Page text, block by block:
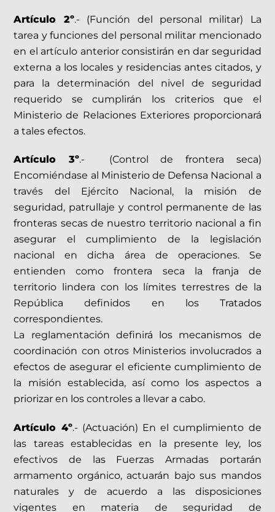
Artículo 2º.- (Función del personal militar) La
tarea y funciones del personal militar mencionado
en el artículo anterior consistirán en dar seguridad
externa a los locales y residencias antes citados, y
para la determinación del nivel de seguridad
requerido se cumplirán los criterios que el
Ministerio de Relaciones Exteriores proporcionará
a tales efectos.
Artículo 3º.- (Control de frontera seca)
Encomiéndase al Ministerio de Defensa Nacional a
través del Ejército Nacional, la misión de
seguridad, patrullaje y control permanente de las
fronteras secas de nuestro territorio nacional a fin
asegurar el cumplimiento de la legislación
nacional en dicha área de operaciones. Se
entienden como frontera seca la franja de
territorio lindera con los límites terrestres de la
República definidos en los Tratados
correspondientes.
La reglamentación definirá los mecanismos de
coordinación con otros Ministerios involucrados a
efectos de asegurar el eficiente cumplimiento de
la misión establecida, así como los aspectos a
priorizar en los controles a llevar a cabo.
Artículo 4º.- (Actuación) En el cumplimiento de
las tareas establecidas en la presente ley, los
efectivos de las Fuerzas Armadas portarán
armamento orgánico, actuarán bajo sus mandos
naturales y de acuerdo a las disposiciones
vigentes en materia de seguridad de